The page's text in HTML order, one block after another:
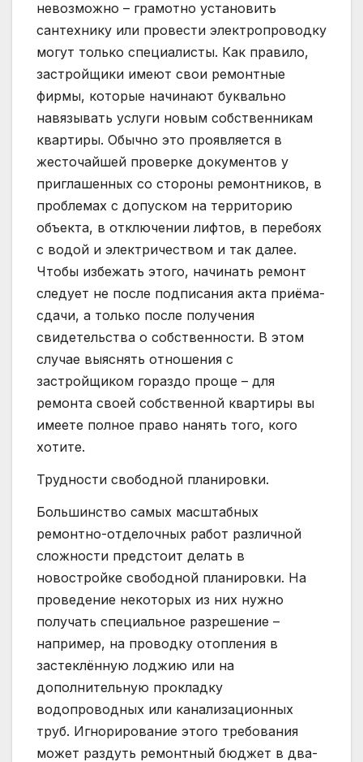
невозможно – грамотно установить
сантехнику или провести электропроводку
могут только специалисты. Как правило,
застройщики имеют свои ремонтные
фирмы, которые начинают буквально
навязывать услуги новым собственникам
квартиры. Обычно это проявляется в
жесточайшей проверке документов у
приглашенных со стороны ремонтников, в
проблемах с допуском на территорию
объекта, в отключении лифтов, в перебоях
с водой и электричеством и так далее.
Чтобы избежать этого, начинать ремонт
следует не после подписания акта приёма-
сдачи, а только после получения
свидетельства о собственности. В этом
случае выяснять отношения с
застройщиком гораздо проще – для
ремонта своей собственной квартиры вы
имеете полное право нанять того, кого
хотите.
Трудности свободной планировки.
Большинство самых масштабных
ремонтно-отделочных работ различной
сложности предстоит делать в
новостройке свободной планировки. На
проведение некоторых из них нужно
получать специальное разрешение –
например, на проводку отопления в
застеклённую лоджию или на
дополнительную прокладку
водопроводных или канализационных
труб. Игнорирование этого требования
может раздуть ремонтный бюджет в два-